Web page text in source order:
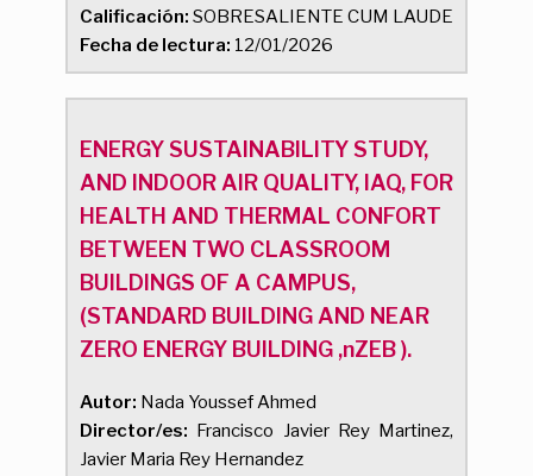
Calificación: SOBRESALIENTE CUM LAUDE
Fecha de lectura: 12/01/2026
ENERGY SUSTAINABILITY STUDY,
AND INDOOR AIR QUALITY, IAQ, FOR
HEALTH AND THERMAL CONFORT
BETWEEN TWO CLASSROOM
BUILDINGS OF A CAMPUS,
(STANDARD BUILDING AND NEAR
ZERO ENERGY BUILDING ,nZEB ).
Autor: Nada Youssef Ahmed
Director/es: Francisco Javier Rey Martinez,
Javier Maria Rey Hernandez